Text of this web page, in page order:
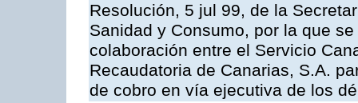
Resolución, 5 jul 99, de la
Sanidad y Consumo, por la que
colaboración entre el Servicio
Recaudatoria de Canarias, S.A.
de cobro en vía ejecutiva de los